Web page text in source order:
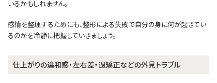
いるかもしれません。
感情を整理するためにも、整形による失敗で自分の身に何が起きてい
るのかを冷静に把握していきましょう。
仕上がりの違和感・左右差・過矯正などの外見トラブル